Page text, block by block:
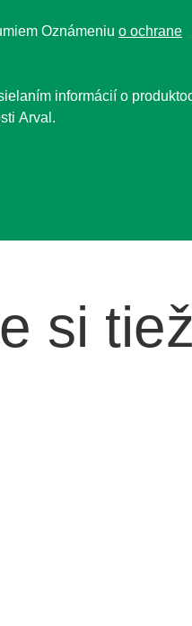
Oznámeniu o ochrane
informácií o
Arval.
si